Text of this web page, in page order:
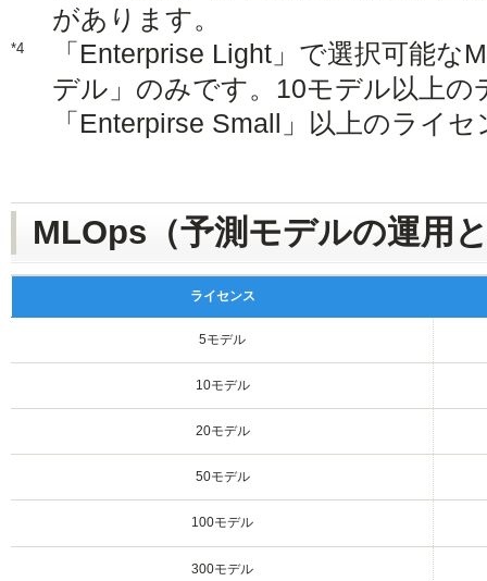
があります。
*4
「Enterprise Light」で選択可能
デル」のみです。10モデル以上の
「Enterpirse Small」以上のライ
MLOps（予測モデルの運用
ライセンス
5モデル
10モデル
20モデル
50モデル
100モデル
300モデル